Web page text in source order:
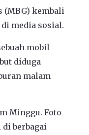
(MBG) kembali
media sosial.
mobil
diduga
malam
Minggu. Foto
berbagai